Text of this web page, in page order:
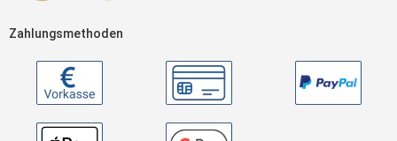
Zahlungsmethoden